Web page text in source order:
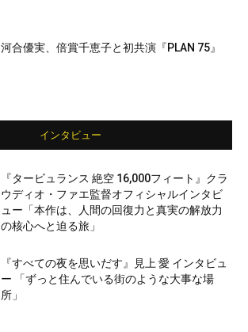
河合優実、倍賞千恵子と初共演『PLAN 75』
インタビュー
『タービュランス 絶空 16,000フィート』クラ
ウディオ・ファエ監督オフィシャルインタビ
ュー「本作は、人間の回復力と真実の解放力
の核心へと迫る旅」
『すべての夜を思いだす』見上 愛 インタビュ
ー 「ずっと住んでいる街のような大事な場
所」